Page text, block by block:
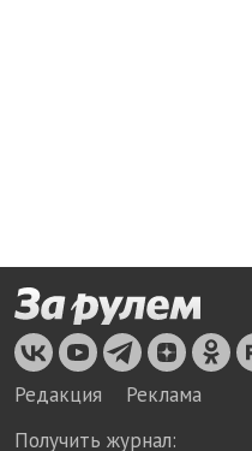
Редакция
Реклама
Получить журнал: